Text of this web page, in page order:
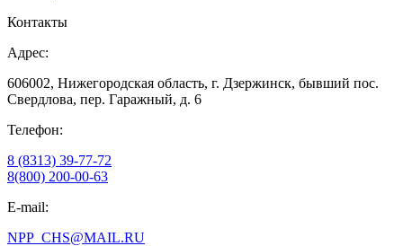
Контакты
Адрес:
606002, Нижегородская область, г. Дзержинск, бывший пос.
Свердлова, пер. Гаражный, д. 6
Телефон:
8 (8313) 39-77-72
8(800) 200-00-63
E-mail:
NPP_CHS@MAIL.RU